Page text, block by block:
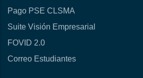
Pago PSE CLSMA
Suite Visión Empresarial
FOVID 2.0
Correo Estudiantes